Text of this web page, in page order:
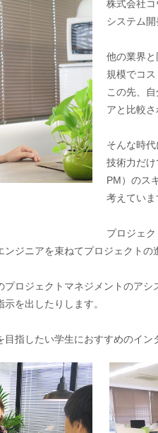
株式会社
システム開
他の業界
規模でコ
この先、
アと比較さ
そんな時
技術力だけ
PM）のス
考えていま
プロジェ
ジニアを束ねてプロジェクトの
プロジェクトマネジメントのア
を出したりします。
指したい学生におすすめのイン